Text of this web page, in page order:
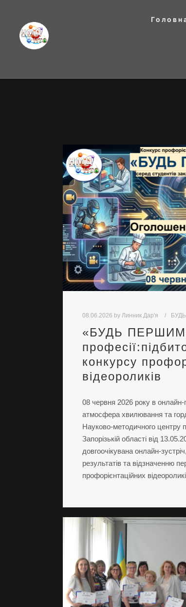
08.06.2026 by Линник Дар'я
«БУДЬ ПЕРШИМ»
конкурсу
відеороликів
08 червня 2026 року в
атмосфера хвилювання та
Науково-методичного центру
Запорізькій області від
довгоочікувана онлайн-
результатів та відзначенню
профорієнтаційних